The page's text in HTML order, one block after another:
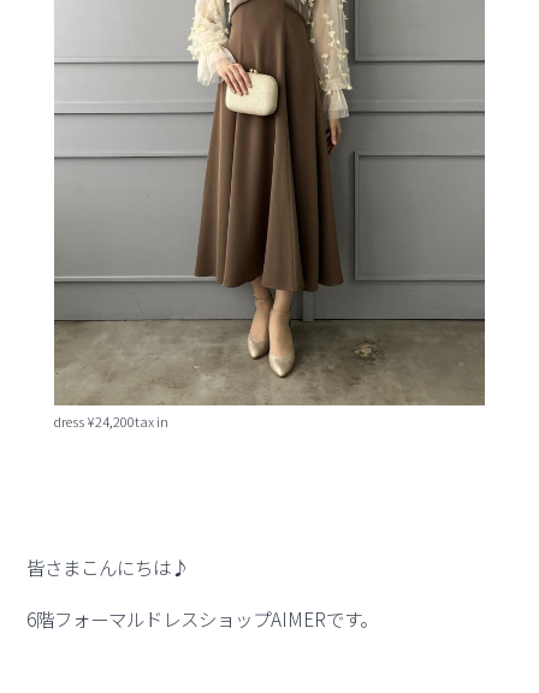
dress ¥24,200tax in
皆さまこんにちは♪
6階フォーマルドレスショップAIMERです。